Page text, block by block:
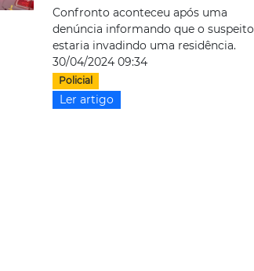
Confronto aconteceu após uma
denúncia informando que o suspeito
estaria invadindo uma residência.
30/04/2024 09:34
Policial
Ler artigo